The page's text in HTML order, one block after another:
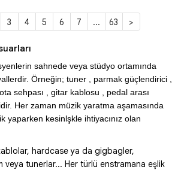
3 4 5 6 7 ... 63 >
sahnede veya stüdyo ortamında
Örneğin; tuner , parmak güçlendirici ,
sehpası , gitar kablosu , pedal arası
Her zaman müzik yaratma aşamasında
yaparken kesinlşkle ihtiyacınız olan
hardcase ya da gigbagler,
veya tunerlar... Her türlü enstramana eşlik